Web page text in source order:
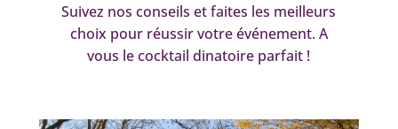
Suivez nos conseils et faites les meilleurs
choix pour réussir votre événement. A
vous le cocktail dinatoire parfait !